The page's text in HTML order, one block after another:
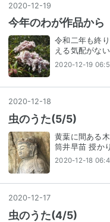
2020-12-19
今年のわが作品から
令和二年も終
える気配がな
2020-12-19
2020-12-18
虫のうた(5/5)
黄葉に間ある
筒井早苗 授か
2020-12-18
2020-12-17
虫のうた(4/5)